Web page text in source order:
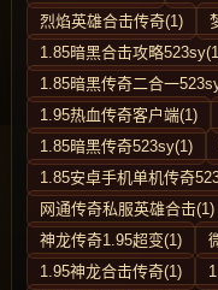
烈焰英雄合击传奇(1)
1.85暗黑合击攻略
1.85暗黑传奇二合一
1.95热血传奇客户端(1)
1.85暗黑传奇523sy(1)
1.85安卓手机单机传奇
网通传奇私服英雄合击(1)
神龙传奇1.95超变(1)
1.95神龙合击传奇(1)